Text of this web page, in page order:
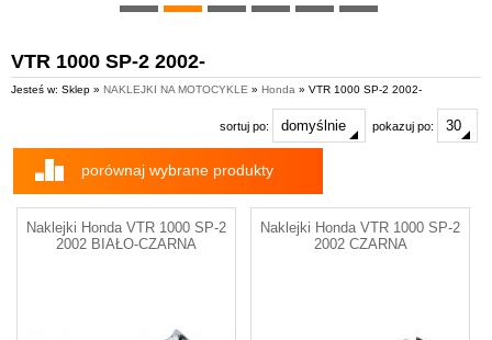
VTR 1000 SP-2 2002-
Jesteś w: Sklep » NAKLEJKI NA MOTOCYKLE » Honda » VTR 1000 SP-2 2002-
pokazuj po:
sortuj po:
porównaj wybrane produkty
Naklejki Honda VTR 1000 SP-2
2002 BIAŁO-CZARNA
Naklejki Honda VTR 1000 SP-2
2002 CZARNA